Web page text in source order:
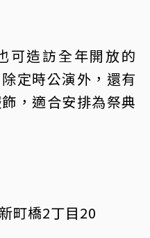
可造訪全年開放的
定時公演外，還有
，適合安排為祭典
町橋2丁目20